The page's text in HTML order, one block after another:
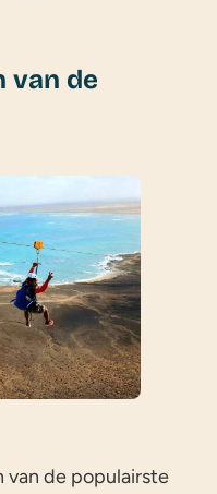
van de
van de populairste